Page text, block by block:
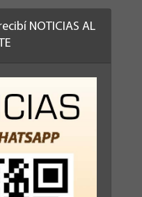
NOTICIAS AL